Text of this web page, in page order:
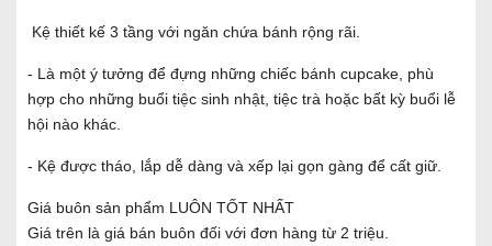
Kệ thiết kế 3 tầng với ngăn chứa bánh rộng rãi.
- Là một ý tưởng để đựng những chiếc bánh cupcake, phù
hợp cho những buổi tiệc sinh nhật, tiệc trà hoặc bất kỳ buổi lễ
hội nào khác.
- Kệ được tháo, lắp dễ dàng và xếp lại gọn gàng để cất giữ.
Giá buôn sản phẩm LUÔN TỐT NHẤT
Giá trên là giá bán buôn đối với đơn hàng từ 2 triệu.